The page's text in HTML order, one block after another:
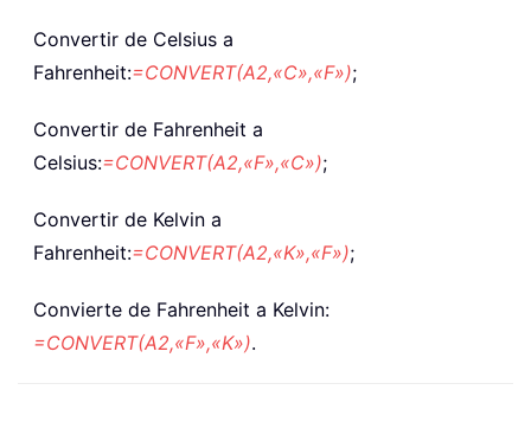
Convertir de Celsius a
Fahrenheit:=CONVERT(A2,«C»,«F»);
Convertir de Fahrenheit a
Celsius:=CONVERT(A2,«F»,«C»);
Convertir de Kelvin a
Fahrenheit:=CONVERT(A2,«K»,«F»);
Convierte de Fahrenheit a Kelvin:
=CONVERT(A2,«F»,«K»).